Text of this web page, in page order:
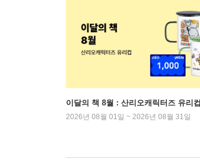
이달의 책 8월 : 산리오캐릭터즈 유리컵
2026년 08월 01일 ~ 2026년 08월 31일